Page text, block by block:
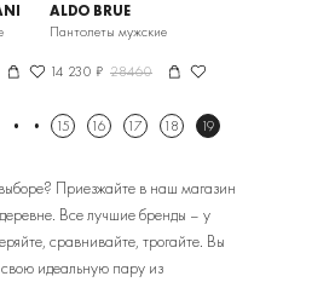
ALDO BRUE
Пантолеты мужские
14 230 ₽ 28460
15 16 17 18 19
Приезжайте в наш магазин
Все лучшие бренды – у
сравнивайте, трогайте. Вы
идеальную пару из